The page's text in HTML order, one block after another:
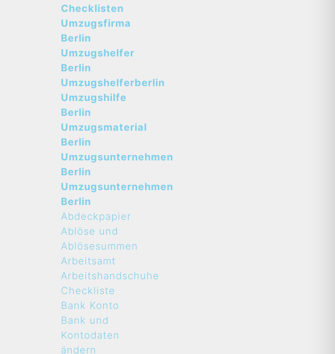
Checklisten
Umzugsfirma
Berlin
Umzugshelfer
Berlin
Umzugshelferberlin
Umzugshilfe
Berlin
Umzugsmaterial
Berlin
Umzugsunternehmen
Berlin
Umzugsunternehmen
Berlin
Abdeckpapier
Ablöse und
Ablösesummen
Arbeitsamt
Arbeitshandschuhe
Checkliste
Bank Konto
Bank und
Kontodaten
ändern